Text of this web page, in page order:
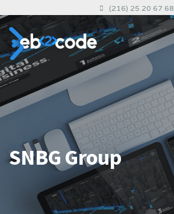
(216) 25 20 67 68
SNBG Group